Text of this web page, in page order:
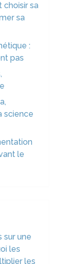
choisir sa
sa
:
pas
science
le
sur une
les
les